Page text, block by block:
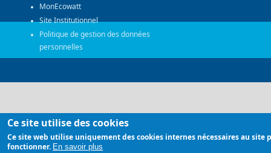
MonEcowatt
Site Institutionnel
Politique de gestion des données
personnelles
Ce site utilise des cookies
Ce site web utilise uniquement des cookies internes nécessaires au site
fonctionner. En savoir plus